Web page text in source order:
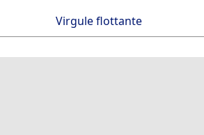
Virgule flottante